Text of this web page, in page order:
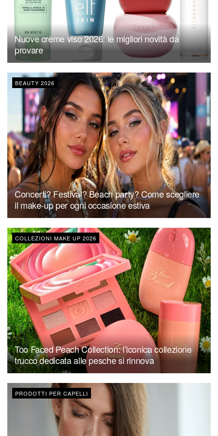
Nuove creme viso 2026: le migliori novità da
provare
BEAUTY 2026
Concerti? Festival? Beach party? Come scegliere
il make-up per ogni occasione estiva
COLLEZIONI MAKE UP 2026
Too Faced Peach Collection: l’iconica collezione
trucco dedicata alle pesche si rinnova
PRODOTTI PER CAPELLI